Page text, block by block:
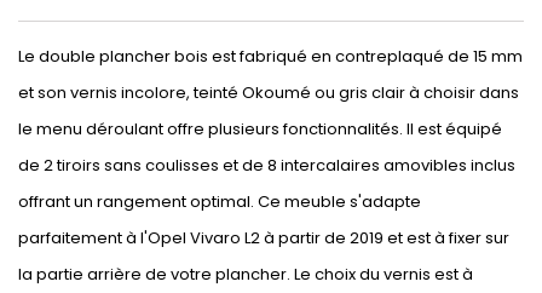
Le double plancher bois est fabriqué en contreplaqué de 15 mm
et son vernis incolore, teinté Okoumé ou gris clair à choisir dans
le menu déroulant offre plusieurs fonctionnalités. Il est équipé
de 2 tiroirs sans coulisses et de 8 intercalaires amovibles inclus
offrant un rangement optimal. Ce meuble s'adapte
parfaitement à l'Opel Vivaro L2 à partir de 2019 et est à fixer sur
la partie arrière de votre plancher. Le choix du vernis est à